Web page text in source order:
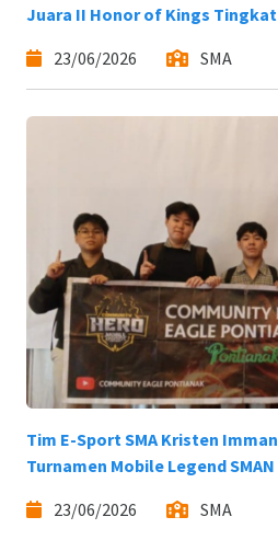
Juara II Honor of Kings Tingkat
23/06/2026
SMA
Tim E-Sport SMA Kristen
Turnamen Mobile Legend
23/06/2026
SMA